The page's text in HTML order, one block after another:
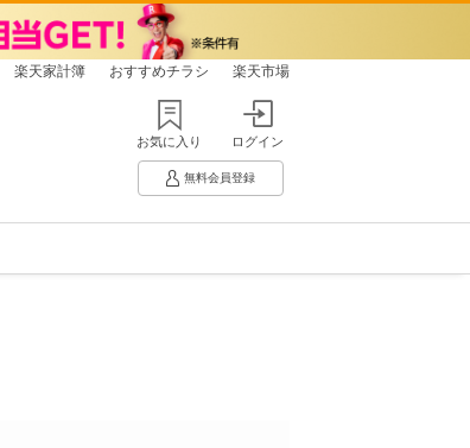
楽天家計簿 おすすめチラシ 楽天市場
お気に入り ログイン
無料会員登録